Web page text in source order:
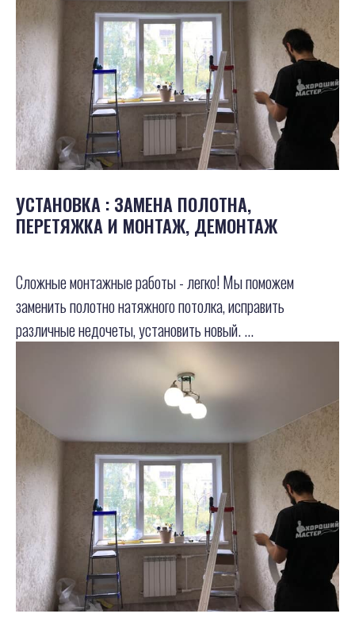
УСТАНОВКА : ЗАМЕНА ПОЛОТНА,
ПЕРЕТЯЖКА И МОНТАЖ, ДЕМОНТАЖ
Сложные монтажные работы - легко! Мы поможем
заменить полотно натяжного потолка, исправить
различные недочеты, установить новый. ...